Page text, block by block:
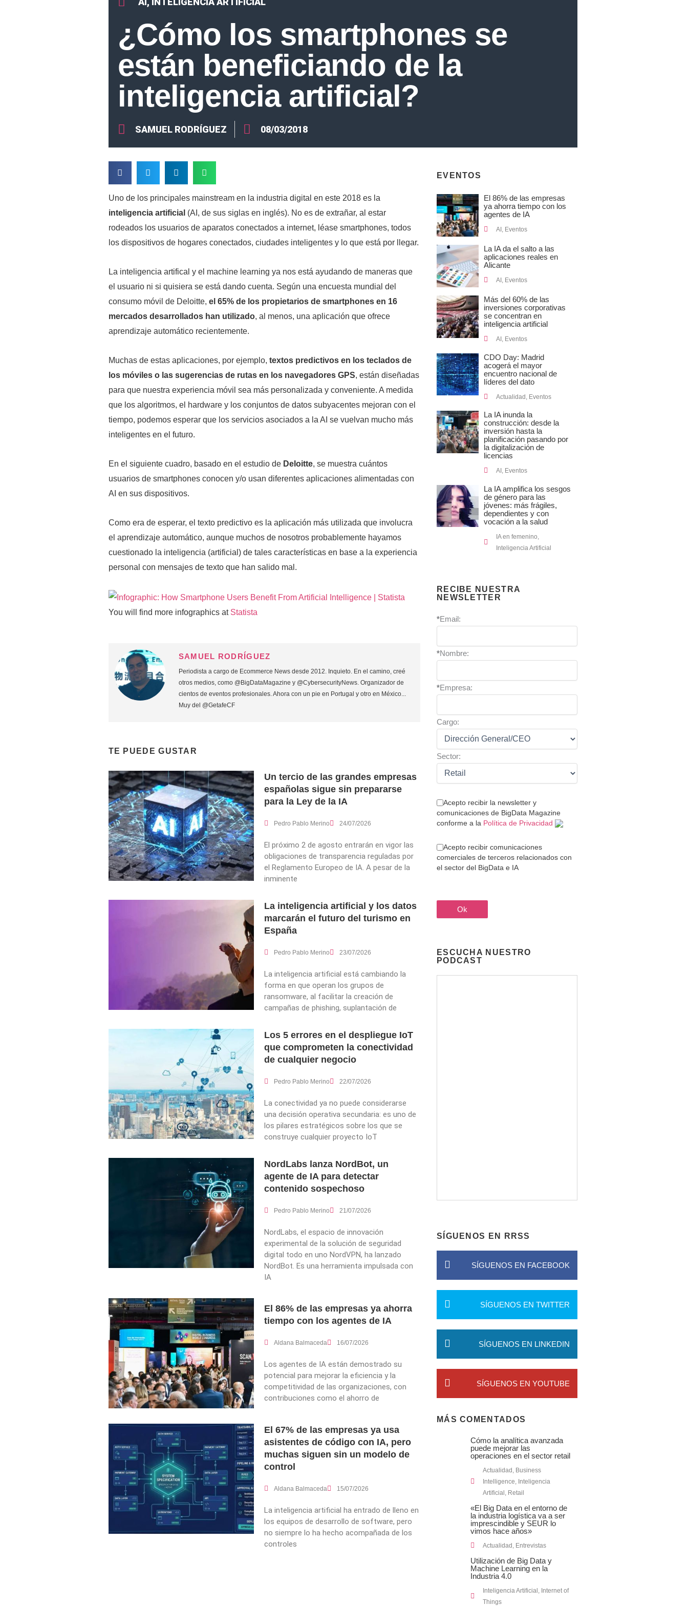
¿Cómo los smartphones se
están beneficiando de la
inteligencia artificial?
SAMUEL RODRÍGUEZ 08/03/2018
Uno de los principales mainstream en la industria digital en este 2018 es la
inteligencia artificial (AI, de sus siglas en inglés). No es de extrañar, al estar
rodeados los usuarios de aparatos conectados a internet, léase smartphones, todos
los dispositivos de hogares conectados, ciudades inteligentes y lo que está por llegar.
La inteligencia artifical y el machine learning ya nos está ayudando de maneras que
el usuario ni si quisiera se está dando cuenta. Según una encuesta mundial del
consumo móvil de Deloitte, el 65% de los propietarios de smartphones en 16
mercados desarrollados han utilizado, al menos, una aplicación que ofrece
aprendizaje automático recientemente.
Muchas de estas aplicaciones, por ejemplo, textos predictivos en los teclados de
los móviles o las sugerencias de rutas en los navegadores GPS, están diseñadas
para que nuestra experiencia móvil sea más personalizada y conveniente. A medida
que los algoritmos, el hardware y los conjuntos de datos subyacentes mejoran con el
tiempo, podemos esperar que los servicios asociados a la AI se vuelvan mucho más
inteligentes en el futuro.
En el siguiente cuadro, basado en el estudio de Deloitte, se muestra cuántos
usuarios de smartphones conocen y/o usan diferentes aplicaciones alimentadas con
AI en sus dispositivos.
Como era de esperar, el texto predictivo es la aplicación más utilizada que involucra
el aprendizaje automático, aunque muchos de nosotros probablemente hayamos
cuestionado la inteligencia (artificial) de tales características en base a la experiencia
personal con mensajes de texto que han salido mal.
You will find more infographics at Statista
SAMUEL RODRÍGUEZ
Periodista a cargo de Ecommerce News desde 2012. Inquieto. En el camino, creé
otros medios, como @BigDataMagazine y @CybersecurityNews. Organizador de
cientos de eventos profesionales. Ahora con un pie en Portugal y otro en México...
Muy del @GetafeCF
TE PUEDE GUSTAR
Un tercio de las grandes empresas
españolas sigue sin prepararse
para la Ley de la IA
Pedro Pablo Merino 24/07/2026
El próximo 2 de agosto entrarán en vigor las
obligaciones de transparencia reguladas por
el Reglamento Europeo de IA. A pesar de la
inminente
La inteligencia artificial y los datos
marcarán el futuro del turismo en
España
Pedro Pablo Merino 23/07/2026
La inteligencia artificial está cambiando la
forma en que operan los grupos de
ransomware, al facilitar la creación de
campañas de phishing, suplantación de
Los 5 errores en el despliegue IoT
que comprometen la conectividad
de cualquier negocio
Pedro Pablo Merino 22/07/2026
La conectividad ya no puede considerarse
una decisión operativa secundaria: es uno de
los pilares estratégicos sobre los que se
construye cualquier proyecto IoT
NordLabs lanza NordBot, un
agente de IA para detectar
contenido sospechoso
Pedro Pablo Merino 21/07/2026
NordLabs, el espacio de innovación
experimental de la solución de seguridad
digital todo en uno NordVPN, ha lanzado
NordBot. Es una herramienta impulsada con
IA
El 86% de las empresas ya ahorra
tiempo con los agentes de IA
Aldana Balmaceda 16/07/2026
Los agentes de IA están demostrado su
potencial para mejorar la eficiencia y la
competitividad de las organizaciones, con
contribuciones como el ahorro de
El 67% de las empresas ya usa
asistentes de código con IA, pero
muchas siguen sin un modelo de
control
Aldana Balmaceda 15/07/2026
La inteligencia artificial ha entrado de lleno en
los equipos de desarrollo de software, pero
no siempre lo ha hecho acompañada de los
controles
EVENTOS
El 86% de las empresas
ya ahorra tiempo con los
agentes de IA
AI , Eventos
La IA da el salto a las
aplicaciones reales en
Alicante
AI , Eventos
Más del 60% de las
inversiones corporativas
se concentran en
inteligencia artificial
AI , Eventos
CDO Day: Madrid
acogerá el mayor
encuentro nacional de
líderes del dato
Actualidad Eventos
La IA inunda la
construcción: desde la
inversión hasta la
planificación pasando por
la digitalización de
licencias
AI , Eventos
La IA amplifica los sesgos
de género para las
jóvenes: más frágiles,
dependientes y con
vocación a la salud
IA en femenino
Inteligencia Artificial
RECIBE NUESTRA
NEWSLETTER
*Email:
*Nombre:
*Empresa:
Cargo:
Sector:
Acepto recibir la newsletter y
comunicaciones de BigData Magazine
conforme a la Política de Privacidad
Acepto recibir comunicaciones
comerciales de terceros relacionados con
el sector del BigData e IA
ESCUCHA NUESTRO
PODCAST
SÍGUENOS EN RRSS
SÍGUENOS EN FACEBOOK
SÍGUENOS EN TWITTER
SÍGUENOS EN LINKEDIN
SÍGUENOS EN YOUTUBE
MÁS COMENTADOS
Cómo la analítica avanzada
puede mejorar las
operaciones en el sector retail
Actualidad , Business
Intelligence, Inteligencia
Artificial , Retail
«El Big Data en el entorno de
la industria logística va a ser
imprescindible y SEUR lo
vimos hace años»
Actualidad , Entrevistas
Utilización de Big Data y
Machine Learning en la
Industria 4.0
Inteligencia Artificial , Internet of
Things